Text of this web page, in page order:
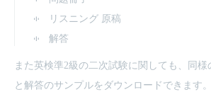
リスニング 原稿
解答
また英検準2級の二次試験に関しても、同
と解答のサンプルをダウンロードできます。